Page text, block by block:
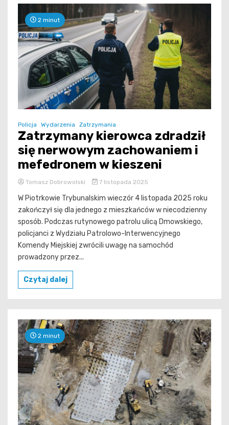
2 minut
Policja Wydarzenia Zatrzymania
Zatrzymany kierowca zdradził
się nerwowym zachowaniem i
mefedronem w kieszeni
Tomasz Dobrowolski 7 listopada 2025
W Piotrkowie Trybunalskim wieczór 4 listopada 2025 roku
zakończył się dla jednego z mieszkańców w niecodzienny
sposób. Podczas rutynowego patrolu ulicą Dmowskiego,
policjanci z Wydziału Patrolowo-Interwencyjnego
Komendy Miejskiej zwrócili uwagę na samochód
prowadzony przez...
Czytaj dalej
2 minut